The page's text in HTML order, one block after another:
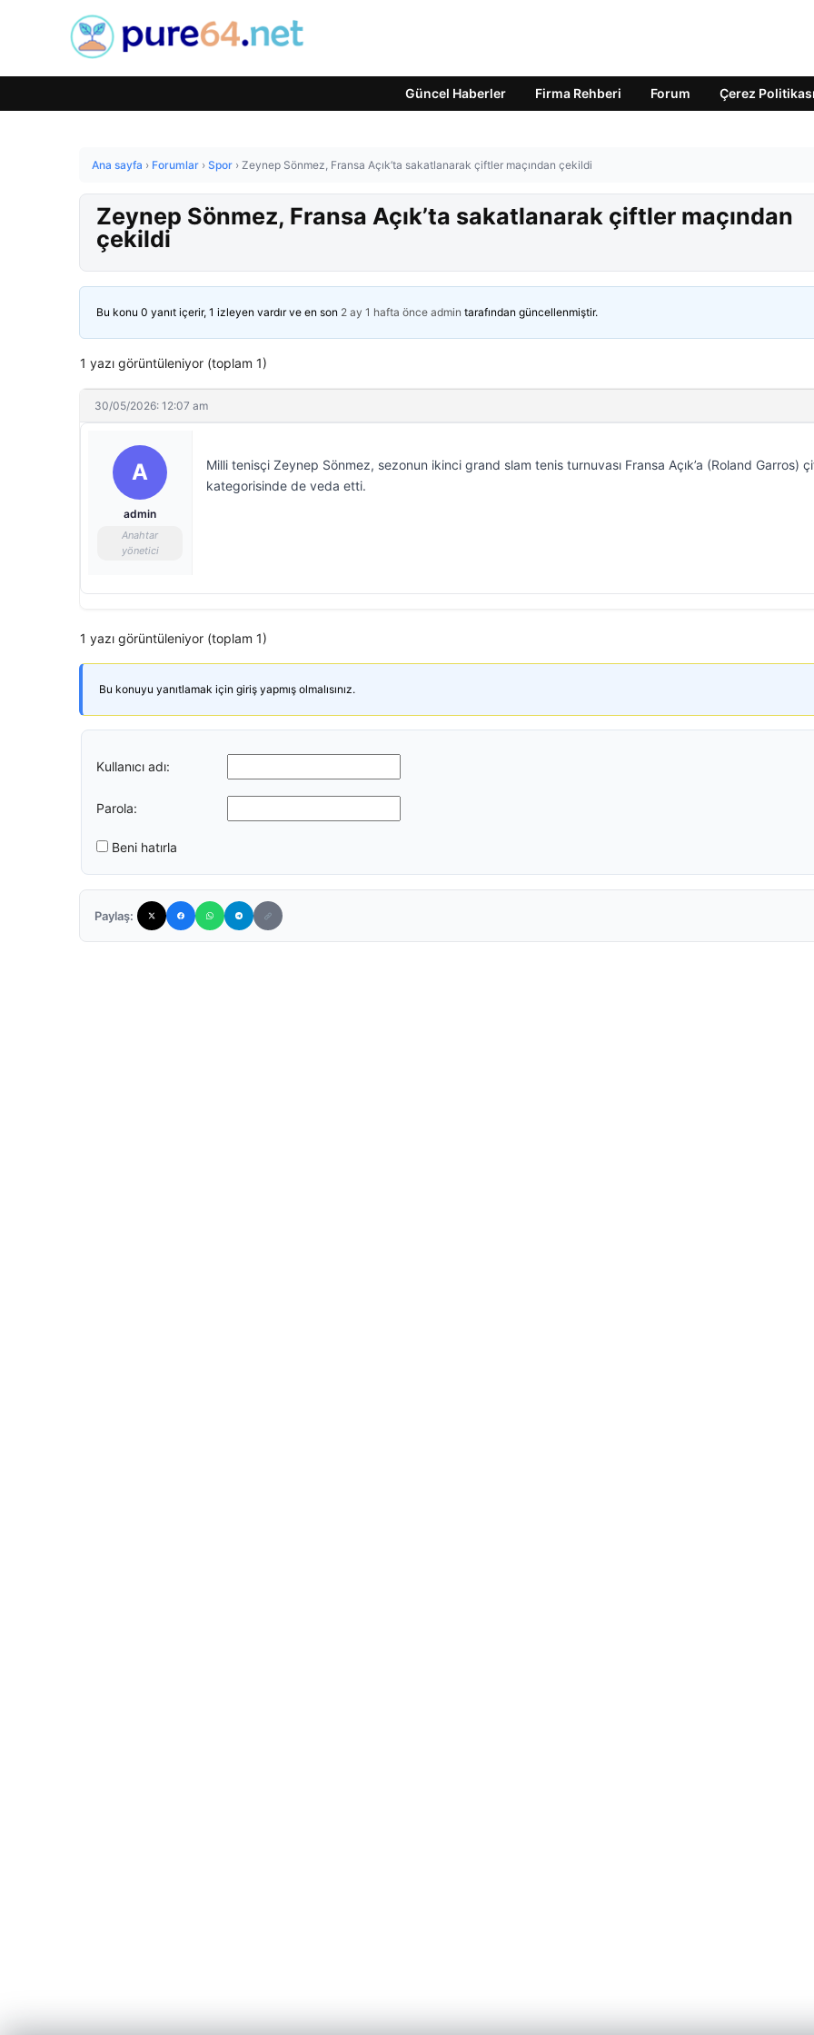
Güncel Haberler Firma Rehberi Forum Çerez Politikası
Ana sayfa › Forumlar › Spor › Zeynep Sönmez, Fransa Açık’ta sakatlanarak çiftler maçından çekildi
Zeynep Sönmez, Fransa Açık’ta sakatlanarak çiftler maçından
çekildi
Bu konu 0 yanıt içerir, 1 izleyen vardır ve en son 2 ay 1 hafta önce admin tarafından güncellenmiştir.
1 yazı görüntüleniyor (toplam 1)
30/05/2026: 12:07 am
A
admin
Anahtar
yönetici
Milli tenisçi Zeynep Sönmez, sezonun ikinci grand slam tenis turnuvası Fransa Açık’a (Roland Garros)
kategorisinde de veda etti.
1 yazı görüntüleniyor (toplam 1)
Bu konuyu yanıtlamak için giriş yapmış olmalısınız.
Kullanıcı adı:
Parola:
Beni hatırla
Paylaş: